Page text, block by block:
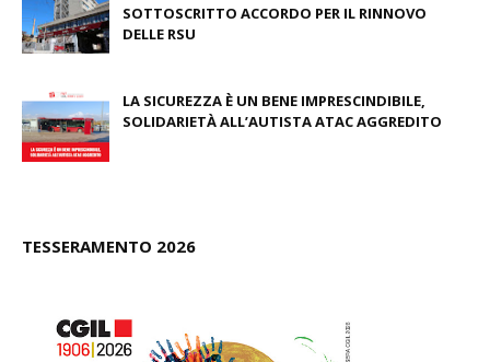
SOTTOSCRITTO ACCORDO PER IL RINNOVO
DELLE RSU
LA SICUREZZA È UN BENE IMPRESCINDIBILE,
SOLIDARIETÀ ALL’AUTISTA ATAC AGGREDITO
TESSERAMENTO 2026